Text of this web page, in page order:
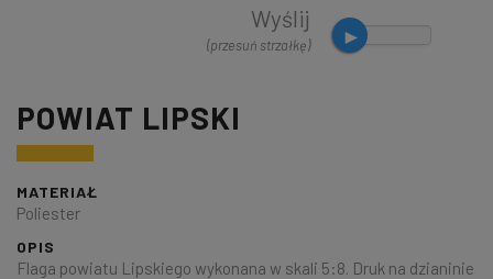
Wyślij
(przesuń strzałkę)
POWIAT LIPSKI
MATERIAŁ
Poliester
OPIS
Flaga powiatu Lipskiego wykonana w skali 5:8. Druk na dzianinie